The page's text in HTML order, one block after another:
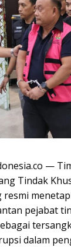
—
Tindak
resmi
pejabat
dalam